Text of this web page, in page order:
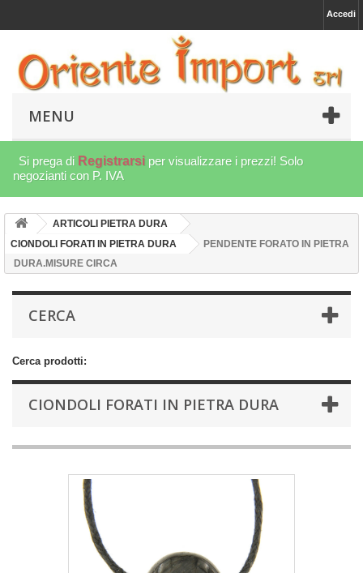
Accedi
MENU
Si prega di Registrarsi per visualizzare i prezzi! Solo
negozianti con P. IVA
ARTICOLI PIETRA DURA
CIONDOLI FORATI IN PIETRA DURA
PENDENTE FORATO IN PIETRA
DURA.MISURE CIRCA
CERCA
Cerca prodotti:
CIONDOLI FORATI IN PIETRA DURA